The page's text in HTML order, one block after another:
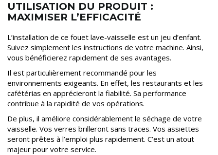
UTILISATION DU PRODUIT :
MAXIMISER L’EFFICACITÉ
L’installation de ce fouet lave-vaisselle est un jeu d’enfant.
Suivez simplement les instructions de votre machine. Ainsi,
vous bénéficierez rapidement de ses avantages.
Il est particulièrement recommandé pour les
environnements exigeants. En effet, les restaurants et les
cafétérias en apprécieront la fiabilité. Sa performance
contribue à la rapidité de vos opérations.
De plus, il améliore considérablement le séchage de votre
vaisselle. Vos verres brilleront sans traces. Vos assiettes
seront prêtes à l’emploi plus rapidement. C’est un atout
majeur pour votre service.